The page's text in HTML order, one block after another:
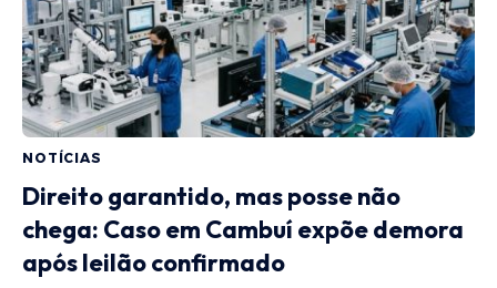
NOTÍCIAS
Direito garantido, mas posse não
chega: Caso em Cambuí expõe demora
após leilão confirmado